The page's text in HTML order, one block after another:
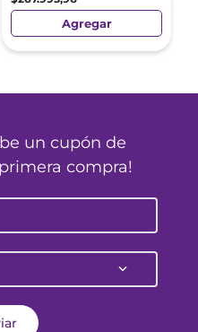
Agregar
un cupón de
compra!